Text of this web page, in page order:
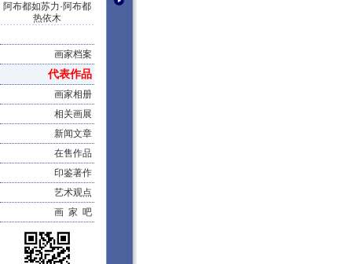
阿布都如苏力·阿布都
热依木
画家档案
代表作品
画家相册
相关画展
新闻文章
在售作品
印鉴著作
艺术观点
画 家 吧